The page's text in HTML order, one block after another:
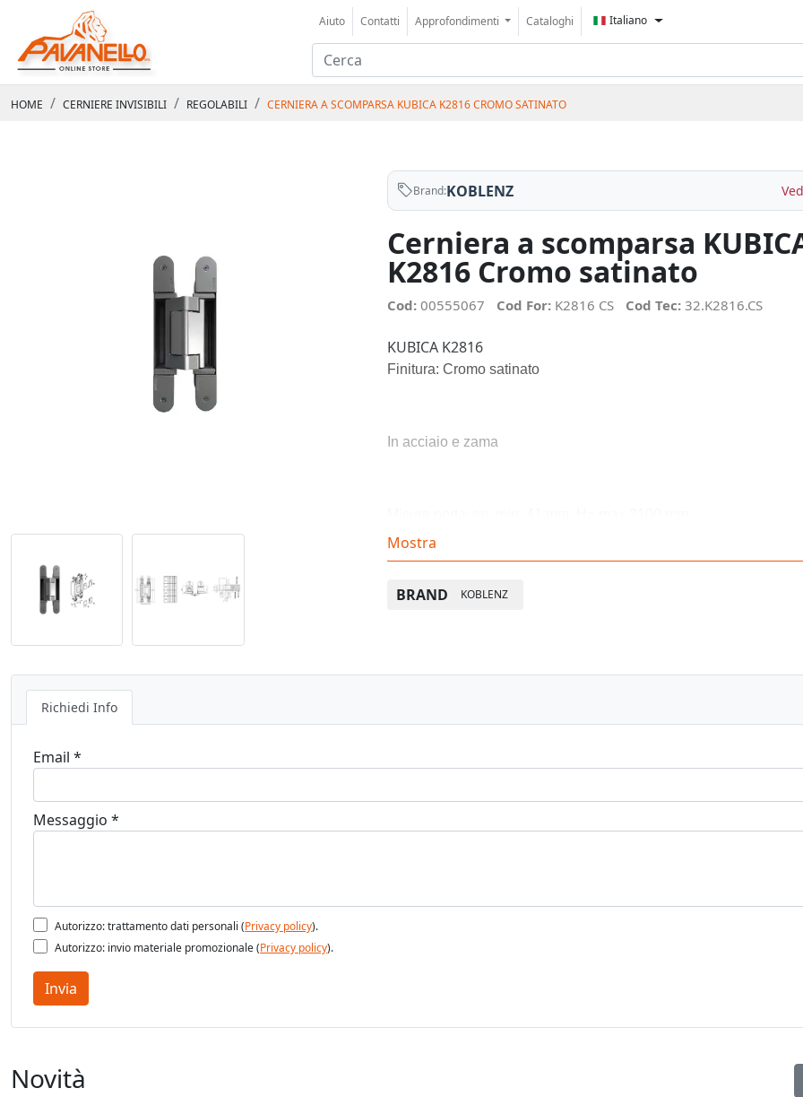
Aiuto Contatti Approfondimenti Cataloghi Italiano
HOME CERNIERE INVISIBILI REGOLABILI CERNIERA A SCOMPARSA KUBICA K2816 CROMO SATINATO
Brand:KOBLENZ
Cerniera a scomparsa
K2816 Cromo satinato
Cod: 00555067 Cod For: K2816 CS Cod Tec: 32.K2816.CS
KUBICA K2816
Finitura: Cromo satinato
In acciaio e zama
Larghezza: max 900 mm.
Mostra
BRAND KOBLENZ
Richiedi Info
Email *
Messaggio *
Autorizzo: trattamento dati personali (Privacy policy).
Autorizzo: invio materiale promozionale (Privacy policy).
Invia
Novità